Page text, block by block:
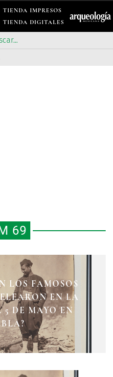
TIENDA IMPRESOS
TIENDA DIGITALES
69
LOS FAMOSOS
EN LA
DE MAYO EN
EL RITO DE
CADÁVERES
EL SIGLO XIX